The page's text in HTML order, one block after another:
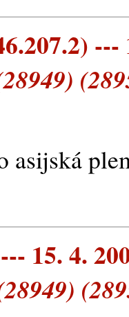
---
asijská
15. 4.